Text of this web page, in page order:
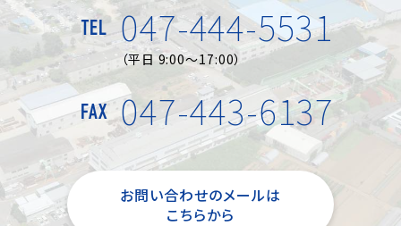
TEL 047-444-5531
（平日 9:00～17:00）
FAX 047-443-6137
お問い合わせのメールは
こちらから